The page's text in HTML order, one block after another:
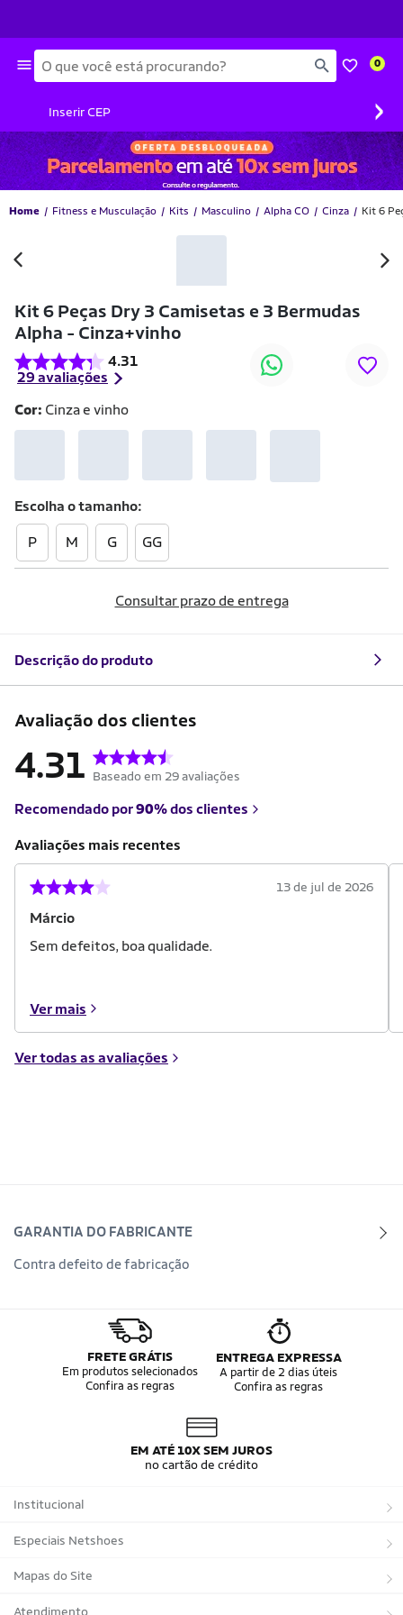
Busca 0
Inserir CEP ›
Home Fitness e Musculação Kits Masculino Alpha CO Cinza Kit 6
Kit 6 Peças Dry 3 Camisetas e 3 Bermudas
Alpha - Cinza+vinho
4.31
29 avaliações
-37% OFF
Cor: Cinza e vinho
Escolha otamanho
P M G GG
Consultar prazo de entrega
Descrição do produto
Avaliação dos clientes
4.31 Baseado em 29 avaliações
Recomendado por90%dos clientes
Avaliações mais recentes
Márcio
13 de jul de 2026
Sem defeitos, boa qualidade.
Ver mais
Ver todas as avaliações
GARANTIA DO FABRICANTE
Contra defeito de fabricação
FRETE GRÁTIS
Em produtos selecionados
Confira as regras
ENTREGA EXPRESSA
A partir de 2 dias úteis
Confira as regras
EM ATÉ 10X SEM JUROS
no cartão de crédito
Institucional
Sobre a Netshoes
Política de Privacidade
Programa de Afiliados
Especiais Netshoes
Suplementos
Corrida
Mapas do Site
Marcas
Atendimento